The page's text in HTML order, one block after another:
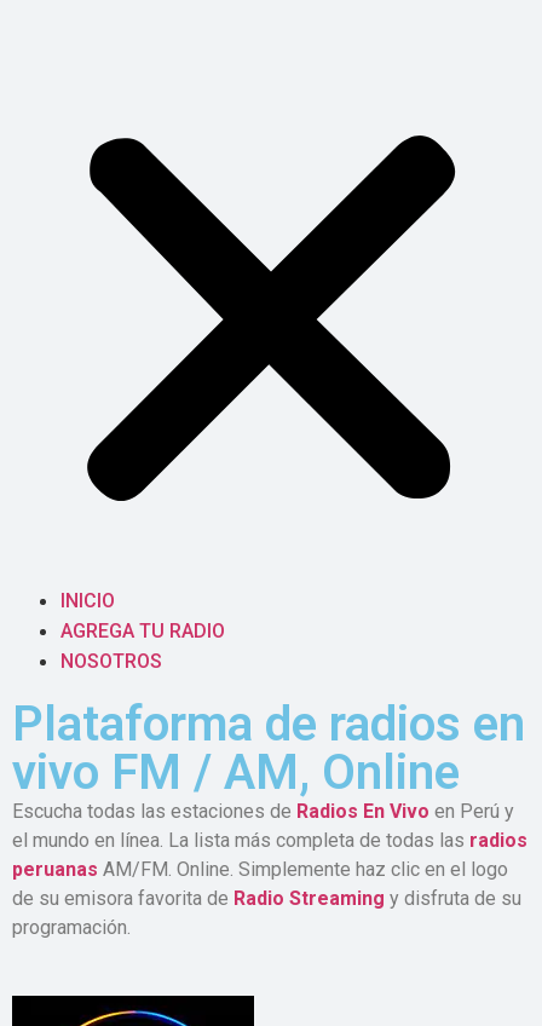
INICIO
AGREGA TU RADIO
NOSOTROS
Plataforma de radios en
vivo FM / AM, Online
Escucha todas las estaciones de Radios En Vivo en Perú y
el mundo en línea. La lista más completa de todas las radios
peruanas AM/FM. Online. Simplemente haz clic en el logo
de su emisora favorita de Radio Streaming y disfruta de su
programación.